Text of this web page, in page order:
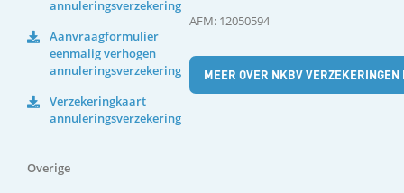
annuleringsverzekering
Aanvraagformulier
eenmalig verhogen
annuleringsverzekering
Verzekeringkaart
annuleringsverzekering
Overige
AFM: 12050594
MEER OVER NKBV VERZEKERINGEN